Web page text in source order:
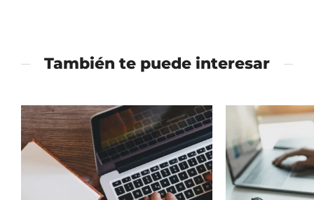
También te puede interesar